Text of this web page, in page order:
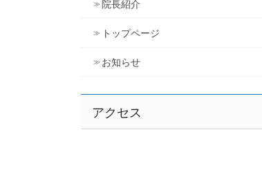
院長紹介
トップページ
お知らせ
アクセス